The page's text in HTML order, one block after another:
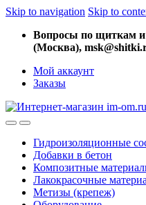
Skip to navigation Skip to
Вопросы по щиткам и
(Москва),
Мой аккаунт
Заказы
Гидроизоляционные
Добавки в бетон
Композитные
Лакокрасочные
Метизы (крепеж)